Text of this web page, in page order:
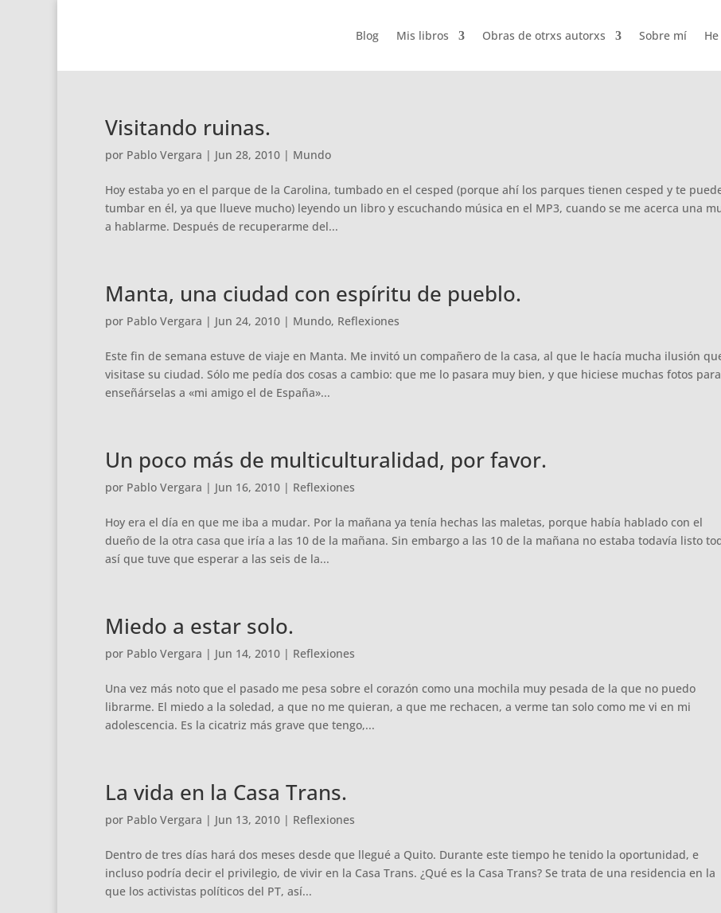
Blog Mis libros Obras de otrxs autorxs Sobre mí
Visitando ruinas.
por Pablo Vergara | Jun 28, 2010 | Mundo
Hoy estaba yo en el parque de la Carolina, tumbado en el cesped (porque ahí los parques tienen cesped y te
tumbar en él, ya que llueve mucho) leyendo un libro y escuchando música en el MP3, cuando se me acerca una
a hablarme. Después de recuperarme del...
Manta, una ciudad con espíritu de pueblo.
por Pablo Vergara | Jun 24, 2010 | Mundo, Reflexiones
Este fin de semana estuve de viaje en Manta. Me invitó un compañero de la casa, al que le hacía mucha ilusión
visitase su ciudad. Sólo me pedía dos cosas a cambio: que me lo pasara muy bien, y que hiciese muchas fotos para
enseñárselas a «mi amigo el de España»...
Un poco más de multiculturalidad, por favor.
por Pablo Vergara | Jun 16, 2010 | Reflexiones
Hoy era el día en que me iba a mudar. Por la mañana ya tenía hechas las maletas, porque había hablado con el
dueño de la otra casa que iría a las 10 de la mañana. Sin embargo a las 10 de la mañana no estaba todavía listo
así que tuve que esperar a las seis de la...
Miedo a estar solo.
por Pablo Vergara | Jun 14, 2010 | Reflexiones
Una vez más noto que el pasado me pesa sobre el corazón como una mochila muy pesada de la que no puedo
librarme. El miedo a la soledad, a que no me quieran, a que me rechacen, a verme tan solo como me vi en mi
adolescencia. Es la cicatriz más grave que tengo,...
La vida en la Casa Trans.
por Pablo Vergara | Jun 13, 2010 | Reflexiones
Dentro de tres días hará dos meses desde que llegué a Quito. Durante este tiempo he tenido la oportunidad, e
incluso podría decir el privilegio, de vivir en la Casa Trans. ¿Qué es la Casa Trans? Se trata de una residencia en la
que los activistas políticos del PT, así...